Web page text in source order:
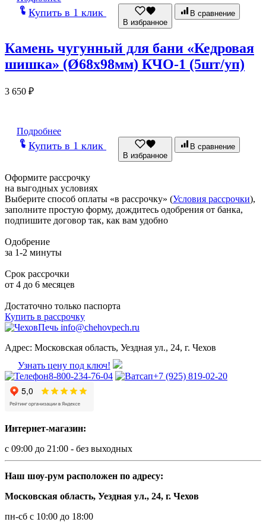
Купить в 1 клик
В избранное
В сравнение
Камень чугунный для бани «Кедровая
шишка» (Ø68х98мм) КЧО-1 (5шт/уп)
3 650 ₽
Подробнее
Купить в 1 клик
В избранное
В сравнение
Оформите рассрочку
на выгодных условиях
Выберите способ оплаты «в рассрочку» (Условия рассрочки),
заполните простую форму, дождитесь одобрения от банка,
подпишите договор так, как вам удобно
Одобрение
за 1-2 минуты
Срок рассрочки
от 4 до 6 месяцев
Достаточно только паспорта
Купить в рассрочку
info@chehovpech.ru
Адрес: Московская область, Уездная ул., 24, г. Чехов
Узнать цену под ключ!
8-800-234-76-04
+7 (925) 819-02-20
Интернет-магазин:
с 09:00 до 21:00 - без выходных
Наш шоу-рум расположен по адресу:
Московская область, Уездная ул., 24, г. Чехов
пн-сб с 10:00 до 18:00